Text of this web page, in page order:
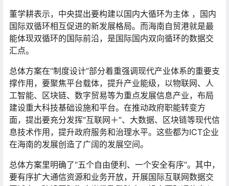
董学耕表示，中央提出要构建以国内大循环为主体 ，国内
国际双循环相互促进的新发展格局。而海南自贸港就是最
能体现双循环的国际前沿，是国际国内双向循环的数据交
汇点。
总体方案在“制度设计”部分着重强调现代产业体系的重要支
撑作用，要聚焦平台载体，提升产业能级，以物联网、人
工智能、区块链、数字贸易等为重点发展信息产业，布局
建设重大科技基础设施和平台。在推动政府职能转变方
面，提出要充分发挥“互联网＋”、大数据、区块链等现代信
息技术作用，提升政府服务和治理水平。这些都为ICT企业
在海南的发展创造了广阔的发展空间。
总体方案里明确了“五个自由便利、一个安全有序”。其中，
要有序扩大通信资源和业务开放，开展国际互联网数据交